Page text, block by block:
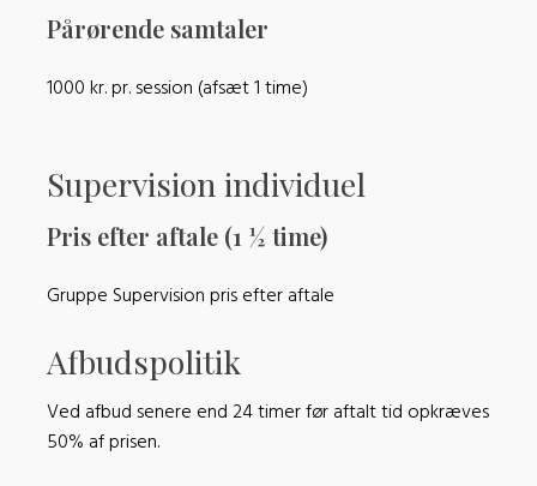
Pårørende samtaler
1000 kr. pr. session (afsæt 1 time)
Supervision individuel
Pris efter aftale (1 ½ time)
Gruppe Supervision pris efter aftale​
Afbudspolitik
Ved afbud senere end 24 timer før aftalt tid opkræves
50% af prisen.​